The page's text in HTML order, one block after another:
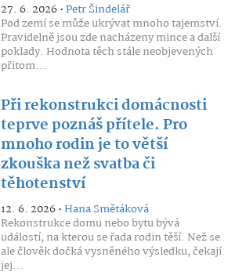
27. 6. 2026 •Petr Šindelář
Pod zemí se může ukrývat mnoho tajemství.
Pravidelně jsou zde nacházeny mince a další
poklady. Hodnota těch stále neobjevených
přitom...
Při rekonstrukci domácnosti
teprve poznáš přítele. Pro
mnoho rodin je to větší
zkouška než svatba či
těhotenství
12. 6. 2026 •Hana Smětáková
Rekonstrukce domu nebo bytu bývá
událostí, na kterou se řada rodin těší. Než se
ale člověk dočká vysněného výsledku, čekají
jej...